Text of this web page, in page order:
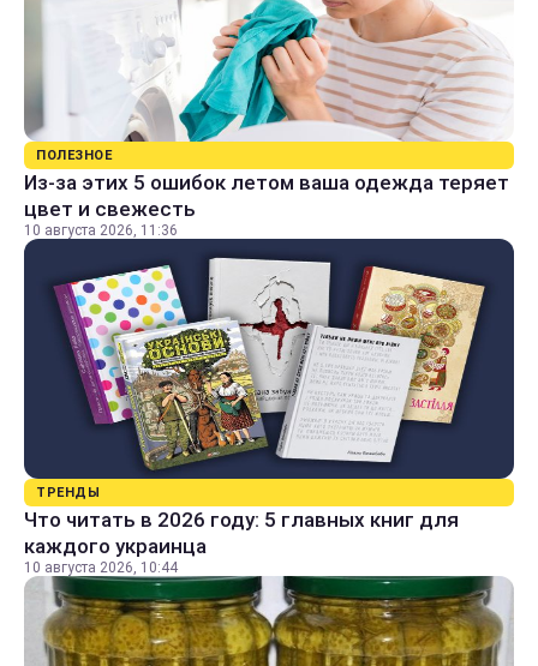
ПОЛЕЗНОЕ
Из-за этих 5 ошибок летом ваша одежда теряет
цвет и свежесть
10 августа 2026, 11:36
ТРЕНДЫ
Что читать в 2026 году: 5 главных книг для
каждого украинца
10 августа 2026, 10:44